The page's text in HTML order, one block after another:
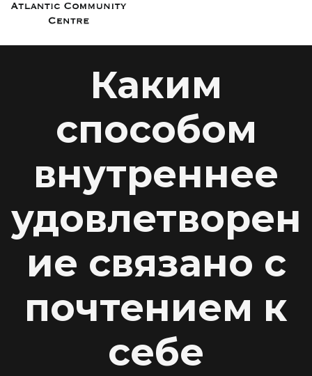
Каким
способом
внутреннее
удовлетворен
ие связано с
почтением к
себе